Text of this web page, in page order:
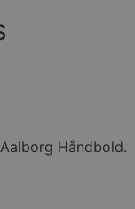
Håndbold.